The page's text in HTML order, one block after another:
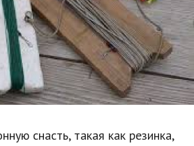
снасть, такая как резинка,